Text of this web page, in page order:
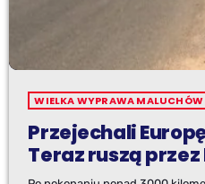
WIELKA WYPRAWA MALUCHÓW
Przejechali
Teraz ruszą przez